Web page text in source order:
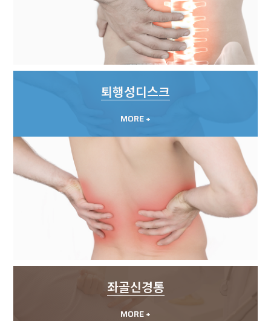
퇴행성디스크
MORE +
좌골신경통
MORE +